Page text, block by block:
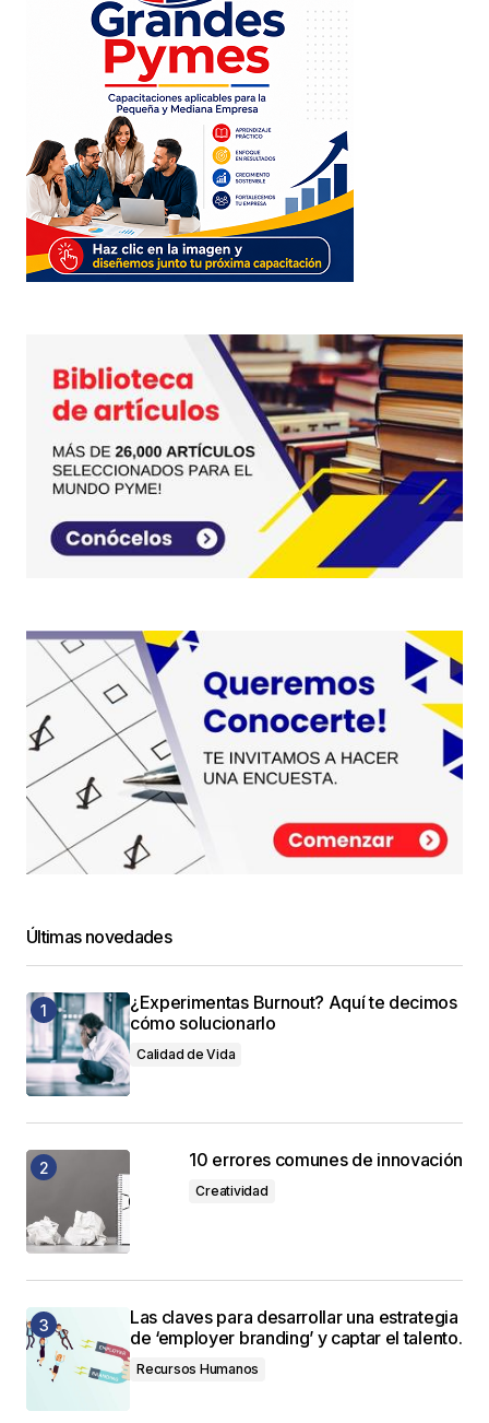
Últimas novedades
¿Experimentas Burnout? Aquí te decimos
cómo solucionarlo
Calidad de Vida
10 errores comunes de innovación
Creatividad
Las claves para desarrollar una estrategia
de ‘employer branding’ y captar el talento.
Recursos Humanos